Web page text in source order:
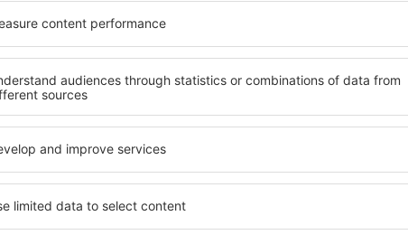
Roztoky na kontaktní čočky
Tekuté lesky na rty